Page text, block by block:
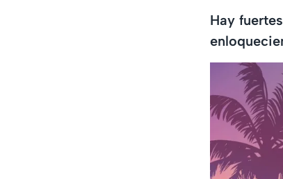
Hay